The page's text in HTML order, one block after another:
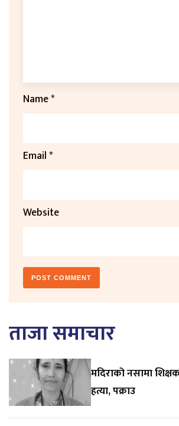
Name*
Email*
Website
ताजा समाचार
मदिराको नसामा
हत्या, पक्राउ